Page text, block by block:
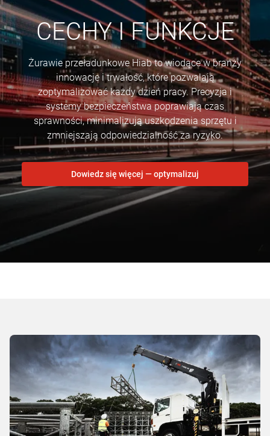
CECHY I FUNKCJE
Żurawie przeładunkowe Hiab to wiodące w branży
innowacje i trwałość, które pozwalają
zoptymalizować każdy dzień pracy. Precyzja i
systemy bezpieczeństwa poprawiają czas
sprawności, minimalizują uszkodzenia sprzętu i
zmniejszają odpowiedzialność za ryzyko.
Dowiedz się więcej — optymalizuj